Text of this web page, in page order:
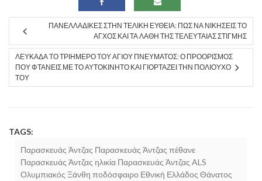
ΠΑΝΕΛΛΑΔΙΚΈΣ ΣΤΗΝ ΤΕΛΙΚΉ ΕΥΘΕΊΑ: ΠΏΣ ΝΑ ΝΙΚΉΣΕΙΣ ΤΟ
ΆΓΧΟΣ ΚΑΙ ΤΑ ΛΆΘΗ ΤΗΣ ΤΕΛΕΥΤΑΊΑΣ ΣΤΙΓΜΉΣ
ΛΕΥΚΆΔΑ ΤΟ ΤΡΙΉΜΕΡΟ ΤΟΥ ΑΓΊΟΥ ΠΝΕΎΜΑΤΟΣ: Ο ΠΡΟΟΡΙΣΜΌΣ
ΠΟΥ ΦΤΆΝΕΙΣ ΜΕ ΤΟ ΑΥΤΟΚΊΝΗΤΟ ΚΑΙ ΓΙΟΡΤΆΖΕΙ ΤΗΝ ΠΟΛΙΟΎΧΟ
ΤΟΥ
TAGS:
Παρασκευάς Άντζας ​Παρασκευάς Άντζας πέθανε ​
Παρασκευάς Άντζας ηλικία ​Παρασκευάς Άντζας ALS ​
Ολυμπιακός ​Ξάνθη ποδόσφαιρο ​Εθνική Ελλάδος ​Θάνατος